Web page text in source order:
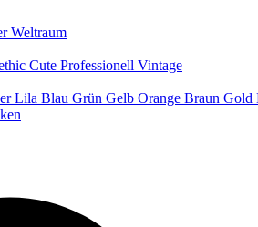
Weltraum
Cute Professionell Vintage
Lila Blau Grün Gelb Orange Braun Gold